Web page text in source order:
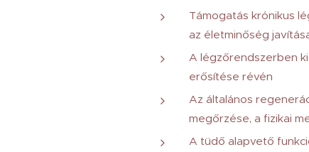
Támogatás krónikus
az életminőség
A légzőrendszerben
erősítése révén
Az általános
megőrzése, a fizikai
A tüdő alapvető